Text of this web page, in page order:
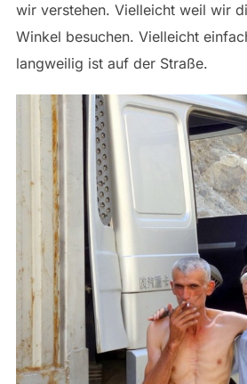
wir verstehen. Vielleicht weil wir
Winkel besuchen. Vielleicht
langweilig ist auf der Straße.